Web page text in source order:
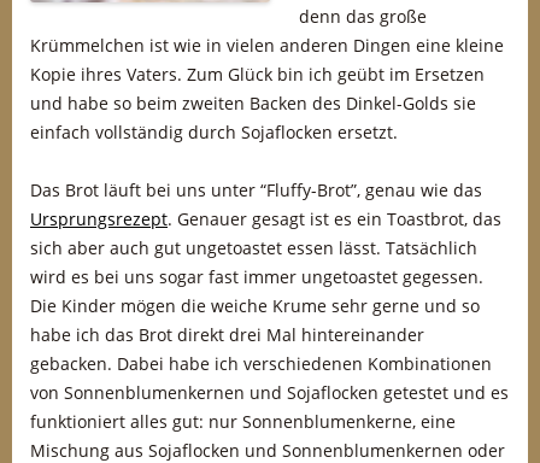
denn das große
Krümmelchen ist wie in vielen anderen Dingen eine kleine
Kopie ihres Vaters. Zum Glück bin ich geübt im Ersetzen
und habe so beim zweiten Backen des Dinkel-Golds sie
einfach vollständig durch Sojaflocken ersetzt.
Das Brot läuft bei uns unter “Fluffy-Brot”, genau wie das
Ursprungsrezept. Genauer gesagt ist es ein Toastbrot, das
sich aber auch gut ungetoastet essen lässt. Tatsächlich
wird es bei uns sogar fast immer ungetoastet gegessen.
Die Kinder mögen die weiche Krume sehr gerne und so
habe ich das Brot direkt drei Mal hintereinander
gebacken. Dabei habe ich verschiedenen Kombinationen
von Sonnenblumenkernen und Sojaflocken getestet und es
funktioniert alles gut: nur Sonnenblumenkerne, eine
Mischung aus Sojaflocken und Sonnenblumenkernen oder